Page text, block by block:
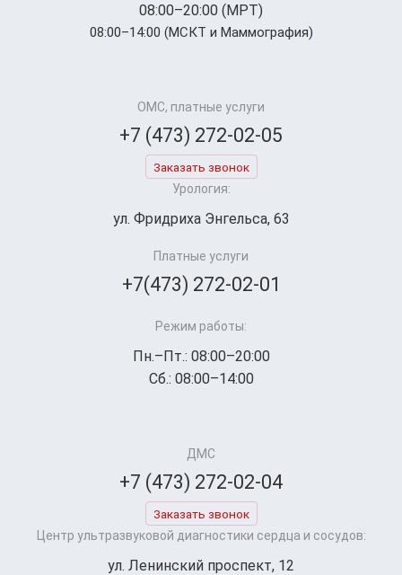
08:00–20:00 (МРТ)
08:00–14:00 (МСКТ и Маммография)
ОМС, платные услуги
+7 (473) 272-02-05
Заказать звонок
Урология:
ул. Фридриха Энгельса, 63
Платные услуги
+7(473) 272-02-01
Режим работы:
Пн.–Пт.: 08:00–20:00
Сб.: 08:00–14:00
ДМС
+7 (473) 272-02-04
Заказать звонок
Центр ультразвуковой диагностики сердца и сосудов:
ул. Ленинский проспект, 12